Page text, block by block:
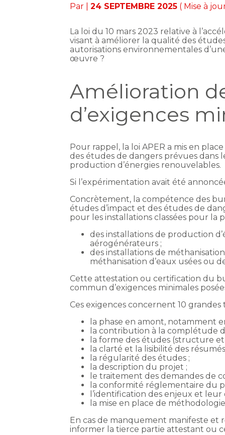
Par |24 SEPTEMBRE 2025 ( Mise à
La loi du 10 mars 2023 relative à
visant à améliorer la qualité des
autorisations environnementales
œuvre ?
Amélioration
d’exigences
Pour rappel, la loi APER a mis en
des études de dangers prévues dans
production d’énergies renouvelables.
Si l’expérimentation avait été
Concrètement, la compétence des
études d’impact et des études de
pour les installations classées pour la
des installations de production
aérogénérateurs ;
des installations de
méthanisation d’eaux usées ou
Cette attestation ou certification du
commun d’exigences minimales
Ces exigences concernent 10
la phase en amont, notamment
la contribution à la complétude
la forme des études (structure
la clarté et la lisibilité des
la régularité des études ;
la description du projet ;
le traitement des demandes de
la conformité réglementaire du
l’identification des enjeux et
la mise en place de
En cas de manquement manifeste et
informer la tierce partie attestant ou